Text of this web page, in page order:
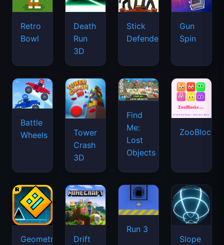
Retro
Bowl
Death
Run
3D
Stick
Defenders
Gun
Spin
Battle
Wheels
Tower
Crash
3D
Find
Me:
Lost
Objects
ZooBlocks
Geometry
Drift
Run 3
Slope